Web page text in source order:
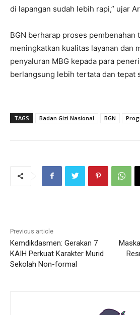
di lapangan sudah lebih rapi,” ujar
BGN berharap proses pembenahan
meningkatkan kualitas layanan dan
penyaluran MBG kepada para
berlangsung lebih tertata dan tepat
TAGS Badan Gizi Nasional BGN
Previous article
Kemdikdasmen: Gerakan 7
KAIH Perkuat Karakter Murid
Sekolah Non-formal